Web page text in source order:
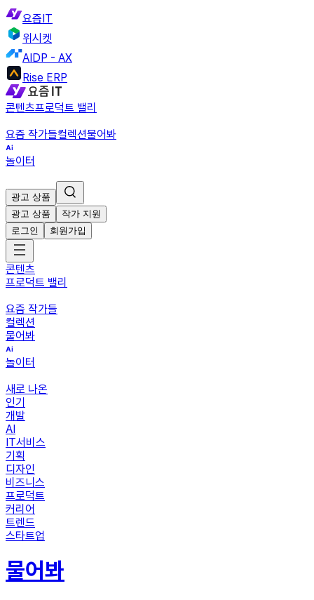
요즘IT
위시켓
AIDP - AX
Rise ERP
콘텐츠프로덕트 밸리
요즘 작가들컬렉션물어봐
놀이터
광고 상품
광고 상품
작가 지원
로그인
회원가입
콘텐츠
프로덕트 밸리
요즘 작가들
컬렉션
물어봐
놀이터
새로 나온
인기
개발
AI
IT서비스
기획
디자인
비즈니스
프로덕트
커리어
트렌드
스타트업
물어봐